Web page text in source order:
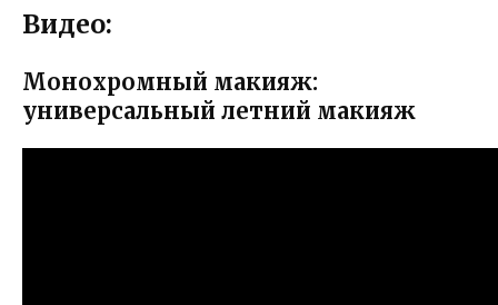
Видео:
Монохромный макияж:
универсальный летний макияж